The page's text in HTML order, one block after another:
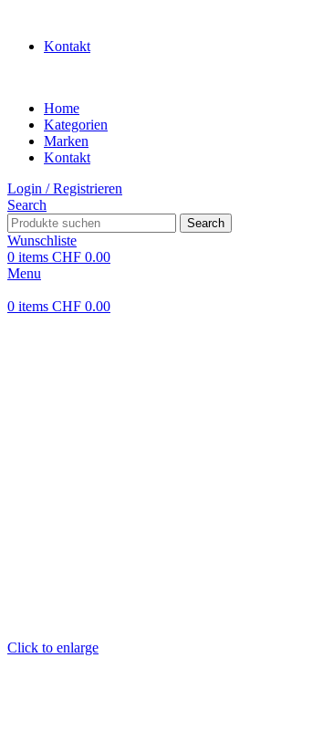
Kontakt
Home
Kategorien
Marken
Kontakt
Login / Registrieren
Search
Search
Wunschliste
0 items CHF 0.00
Menu
0 items CHF 0.00
Click to enlarge